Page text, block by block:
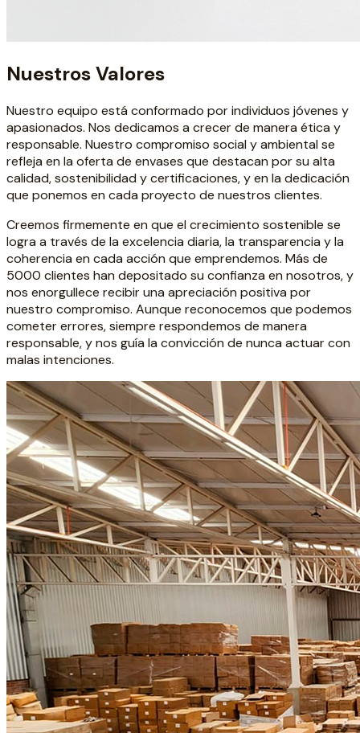
Nuestros Valores
Nuestro equipo está conformado por individuos jóvenes y
apasionados. Nos dedicamos a crecer de manera ética y
responsable. Nuestro compromiso social y ambiental se
refleja en la oferta de envases que destacan por su alta
calidad, sostenibilidad y certificaciones, y en la dedicación
que ponemos en cada proyecto de nuestros clientes.
Creemos firmemente en que el crecimiento sostenible se
logra a través de la excelencia diaria, la transparencia y la
coherencia en cada acción que emprendemos. Más de
5000 clientes han depositado su confianza en nosotros, y
nos enorgullece recibir una apreciación positiva por
nuestro compromiso. Aunque reconocemos que podemos
cometer errores, siempre respondemos de manera
responsable, y nos guía la convicción de nunca actuar con
malas intenciones.